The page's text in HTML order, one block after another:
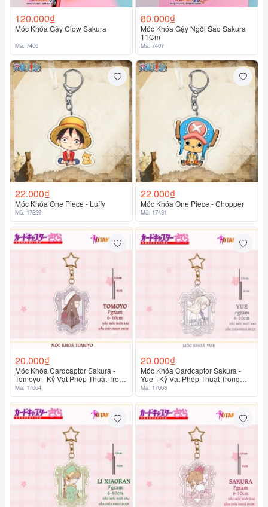
120.000₫
Móc Khóa Gậy Clow Sakura
Mã: 7406
80.000₫
Móc Khóa Gậy Ngôi Sao Sakura
11Cm
Mã: 7407
22.000₫
Móc Khóa One Piece - Luffy
Mã: 17829
22.000₫
Móc Khóa One Piece - Chopper
Mã: 17481
20.000₫
Móc Khóa Cardcaptor Sakura -
Tomoyo - Kỷ Vật Phép Thuật Trong
Tầm Tay
Mã: 17664
20.000₫
Móc Khóa Cardcaptor Sakura -
Yue - Kỷ Vật Phép Thuật Trong
Tầm Tay
Mã: 17663